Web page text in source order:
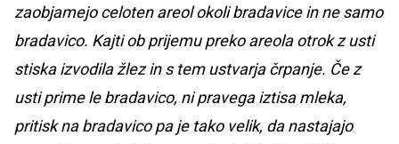
zaobjamejo celoten areol okoli bradavice in ne samo
bradavico. Kajti ob prijemu preko areola otrok z usti
stiska izvodila žlez in s tem ustvarja črpanje. Če z
usti prime le bradavico, ni pravega iztisa mleka,
pritisk na bradavico pa je tako velik, da nastajajo